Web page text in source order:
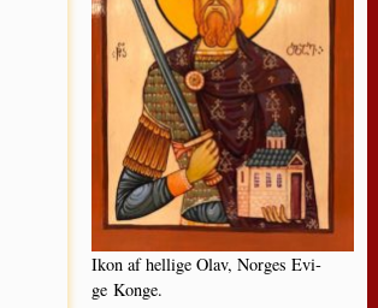
Ikon af hel­li­ge Olav, Nor­ges Evi­
ge Konge.